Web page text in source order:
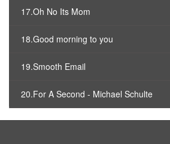
17.Oh No Its Mom
18.Good morning to you
19.Smooth Email
20.For A Second - Michael Schulte